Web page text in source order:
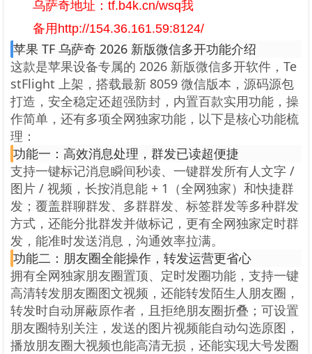
乌萨奇地址：tf.b4k.cn/wsq我
备用http://154.36.161.59:8124/
苹果 TF 乌萨奇 2026 新版微信多开功能介绍
这款是苹果设备专属的 2026 新版微信多开软件，Te
stFlight 上架，搭载最新 8059 微信版本，源码源包
打造，安全稳定还超强防封，内置百款实用功能，操
作简单，还有多项全网独家功能，以下是核心功能梳
理：
功能一：高效消息处理，群发已读超便捷
支持一键标记消息瞬间秒读、一键群发所有人文字 /
图片 / 视频，长按消息能 + 1（全网独家）和快捷群
发；覆盖群聊群发、多群群发、标签群发等多种群发
方式，还能分批群发并做标记，更有全网独家定时群
发，能准时发送消息，沟通效率拉满。
功能二：朋友圈全能操作，转发运营更省心
拥有全网独家朋友圈置顶、定时发圈功能，支持一键
高清转发朋友圈图文视频，还能转发陌生人朋友圈，
转发时自动屏蔽原作者，且拒绝朋友圈折叠；可设置
朋友圈特别关注，发送的图片视频能自动勾选原图，
播放朋友圈大视频也能高清无损，还能实现大号发圈